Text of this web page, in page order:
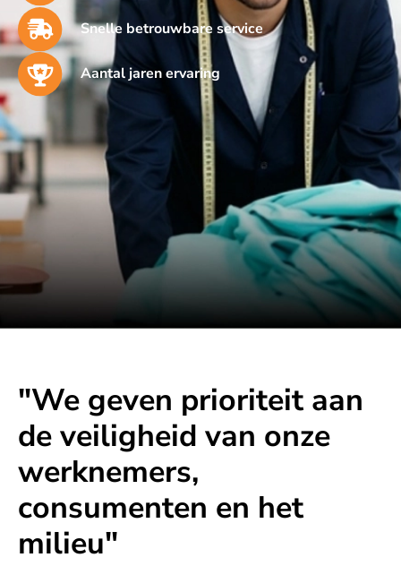
Snelle betrouwbare service
Aantal jaren ervaring
"We geven prioriteit aan
de veiligheid van onze
werknemers,
consumenten en het
milieu"